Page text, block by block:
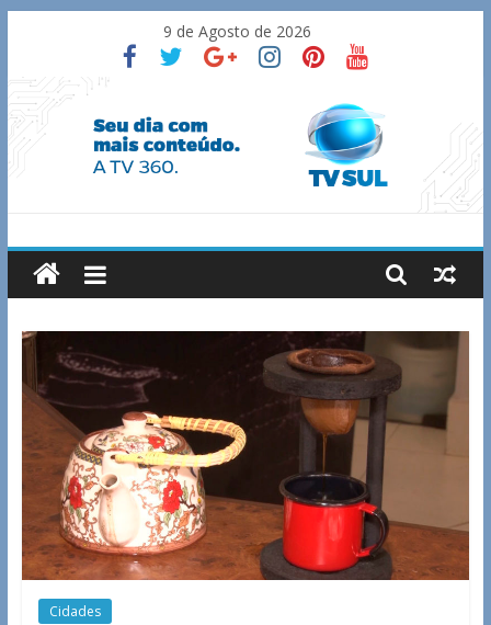
content
9 de Agosto de 2026
TV
Sul
Notícias
de
Guaxupé
e
região.
Cidades